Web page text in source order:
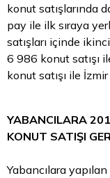
konut satışlarında
pay ile ilk sıraya
satışları içinde
6 986 konut satışı
konut satışı ile
YABANCILARA
KONUT SATIŞI
Yabancılara